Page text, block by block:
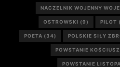
NACZELNIK WOJENNY
OSTROWSKI (9) PILOT
POETA (34) POLSKIE SIŁY
POWSTANIE
POWSTANIE